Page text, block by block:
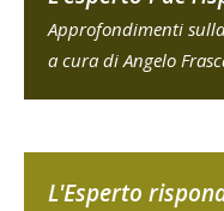
Approfondimenti
a cura di Angelo
L'Esperto